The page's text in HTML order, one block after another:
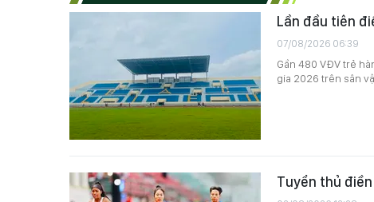
Lần đầu tiên
07/08/2026 06:39
Gần 480 VĐV trẻ
gia 2026 trên sân
Tuyển thủ